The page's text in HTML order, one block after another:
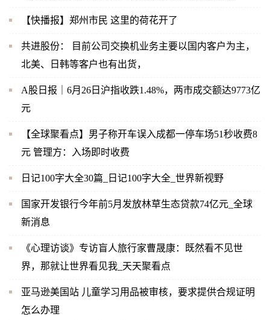
【快播报】郑州市民 这里的荷花开了
共进股份： 目前公司交换机业务主要以国内客户为主，
北美、日韩等客户也有出货，
A股日报｜6月26日沪指收跌1.48%，两市成交额达9773亿
元
【全球聚看点】男子称开车误入成都一停车场51秒收费8
元 管理方：入场即时收费
日记100字大全30篇_日记100字大全_世界新视野
国家开发银行今年前5月发放林草生态贷款74亿元_全球
新消息
《心理访谈》专访盲人旅行家曹晟康：既然看不见世
界，那就让世界看见我_天天聚看点
亚马逊美国站 儿童学习用品被审核，要求提供合规证明
怎么办理